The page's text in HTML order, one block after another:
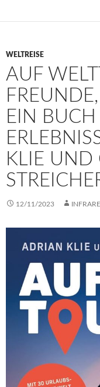
WELTREISE
AUF
EIN BUCH
KLIE UND
12/11/2023